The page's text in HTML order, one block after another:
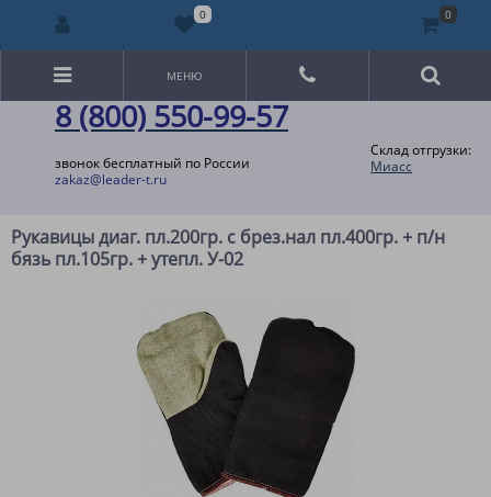
8 (800) 550-99-57
звонок бесплатный по России
zakaz@leader-t.ru
Склад отгрузки:
Миасс
МЕНЮ
Рукавицы диаг. пл.200гр. с брез.нал пл.400гр. + п/н
бязь пл.105гр. + утепл. У-02
0 0